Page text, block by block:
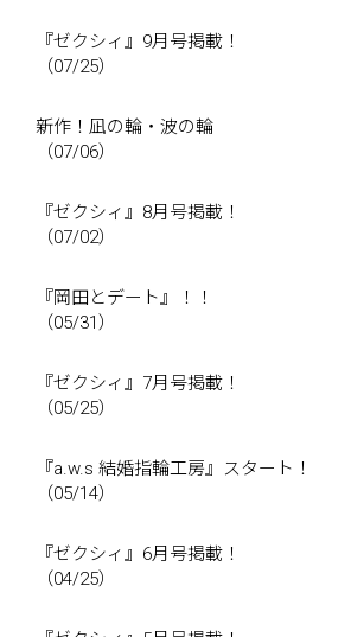
『ゼクシィ』9月号掲載！
（07/25）
新作！凪の輪・波の輪
（07/06）
『ゼクシィ』8月号掲載！
（07/02）
『岡田とデート』！！
（05/31）
『ゼクシィ』7月号掲載！
（05/25）
『a.w.s 結婚指輪工房』スタート！
（05/14）
『ゼクシィ』6月号掲載！
（04/25）